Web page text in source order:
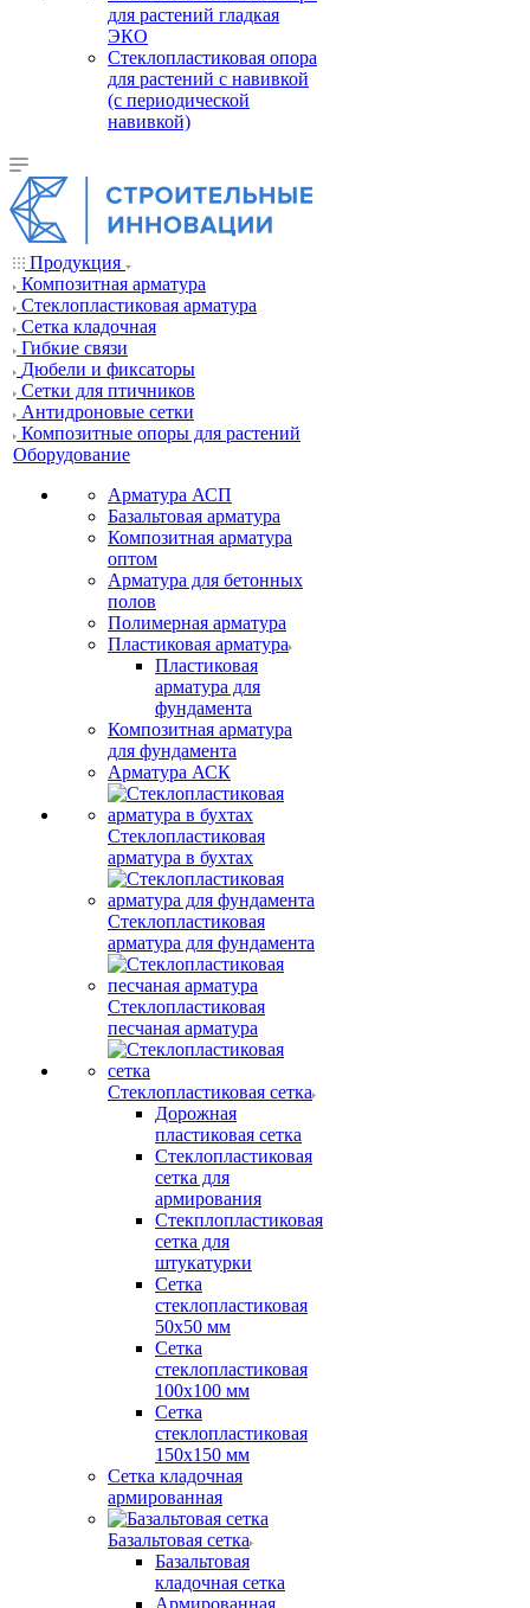
для растений гладкая
ЭКО
Стеклопластиковая опора
для растений с навивкой
(с периодической
навивкой)
Продукция
Композитная арматура
Cтеклопластиковая арматура
Сетка кладочная
Гибкие связи
Дюбели и фиксаторы
Сетки для птичников
Антидроновые сетки
Композитные опоры для растений
Оборудование
Арматура АСП
Базальтовая арматура
Композитная арматура
оптом
Арматура для бетонных
полов
Полимерная арматура
Пластиковая арматура
Пластиковая
арматура для
фундамента
Композитная арматура
для фундамента
Арматура АСК
Стеклопластиковая
арматура в бухтах
Стеклопластиковая
арматура для фундамента
Стеклопластиковая
песчаная арматура
Стеклопластиковая сетка
Дорожная
пластиковая сетка
Стеклопластиковая
сетка для
армирования
Стекплопластиковая
сетка для
штукатурки
Сетка
стеклопластиковая
50x50 мм
Сетка
стеклопластиковая
100x100 мм
Сетка
стеклопластиковая
150x150 мм
Сетка кладочная
армированная
Базальтовая сетка
Базальтовая
кладочная сетка
Армированная